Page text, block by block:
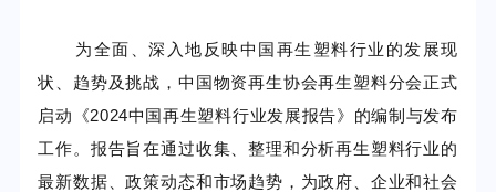
为全面、深入地反映中国再生塑料行业的发展现
状、趋势及挑战，中国物资再生协会再生塑料分会正式
启动《2024中国再生塑料行业发展报告》的编制与发布
工作。报告旨在通过收集、整理和分析再生塑料行业的
最新数据、政策动态和市场趋势，为政府、企业和社会